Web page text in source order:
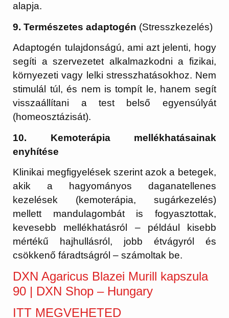
alapja.
9. Természetes adaptogén (Stresszkezelés)
Adaptogén tulajdonságú, ami azt jelenti, hogy
segíti a szervezetet alkalmazkodni a fizikai,
környezeti vagy lelki stresszhatásokhoz. Nem
stimulál túl, és nem is tompít le, hanem segít
visszaállítani a test belső egyensúlyát
(homeosztázisát).
10. Kemoterápia mellékhatásainak
enyhítése
Klinikai megfigyelések szerint azok a betegek,
akik a hagyományos daganatellenes
kezelések (kemoterápia, sugárkezelés)
mellett mandulagombát is fogyasztottak,
kevesebb mellékhatásról – például kisebb
mértékű hajhullásról, jobb étvágyról és
csökkenő fáradtságról – számoltak be.
DXN Agaricus Blazei Murill kapszula
90 | DXN Shop – Hungary
ITT MEGVEHETED